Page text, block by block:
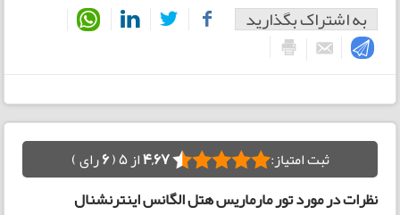
به اشتراک بگذارید
ثبت امتیاز: 4,67از 5 ( 6رای )
نظرات در مورد تور مارماریس هتل الگانس اینترنشنال